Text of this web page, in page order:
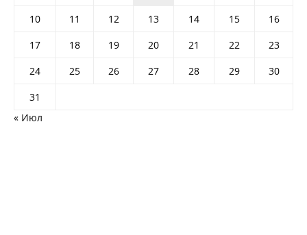
10
11 12 13 14 15
16
17
18 19 20 21 22
23
24
25 26 27 28 29
30
31
« Июл